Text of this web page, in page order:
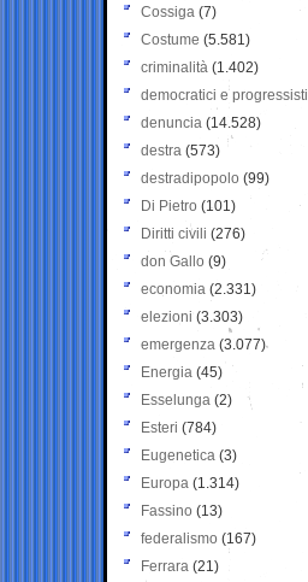
Cossiga (7)
Costume (5.581)
criminalità (1.402)
democratici e progressisti
denuncia (14.528)
destra (573)
destradipopolo (99)
Di Pietro (101)
Diritti civili (276)
don Gallo (9)
economia (2.331)
elezioni (3.303)
emergenza (3.077)
Energia (45)
Esselunga (2)
Esteri (784)
Eugenetica (3)
Europa (1.314)
Fassino (13)
federalismo (167)
Ferrara (21)